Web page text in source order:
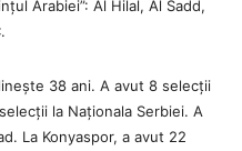
Arabiei”: Al Hilal, Al Sadd,
38 ani. A avut 8 selecții
la Naționala Serbiei. A
La Konyaspor, a avut 22